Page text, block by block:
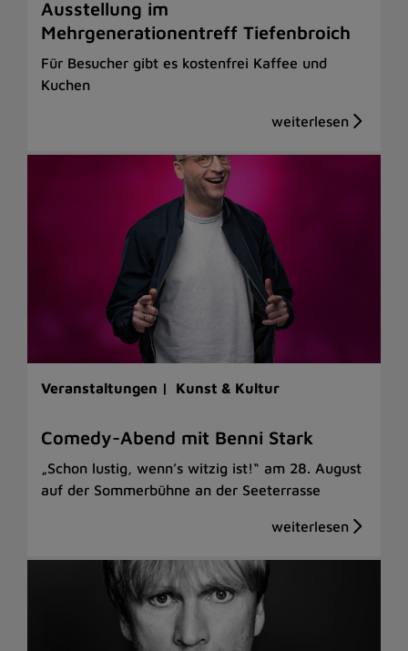
Ausstellung im
Mehrgenerationentreff Tiefenbroich
Für Besucher gibt es kostenfrei Kaffee und
Kuchen
Veranstaltungen | Kunst & Kultur
Comedy-Abend mit Benni Stark
„Schon lustig, wenn’s witzig ist!“ am 28. August
auf der Sommerbühne an der Seeterrasse